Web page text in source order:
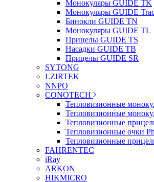
Монокуляры GUIDE TK
Монокуляры GUIDE
Бинокли GUIDE TN
Монокуляры GUIDE TL
Прицелы GUIDE TS
Насадки GUIDE TB
Прицелы GUIDE SR
SYTONG
LZIRTEK
NNPO
CONOTECH
Тепловизионные
Тепловизионные
Тепловизионные
Тепловизионные очки
Тепловизионные
FAHRENTEC
iRay
ARKON
HIKMICRO